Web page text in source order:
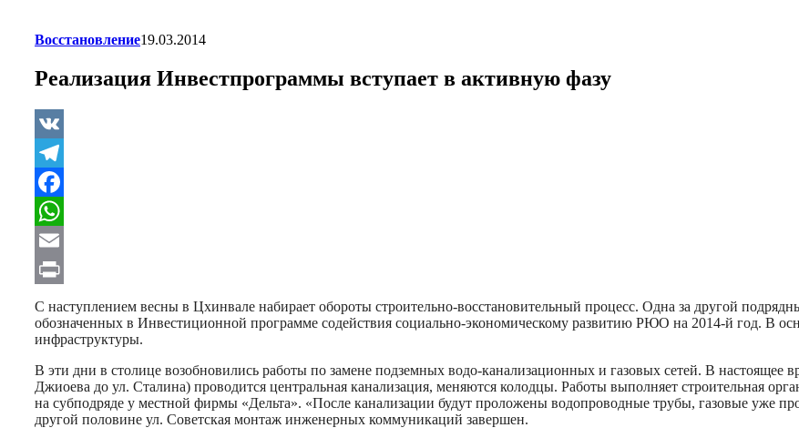
Восстановление19.03.2014
Реализация Инвестпрограммы вступает в активную фазу
VK
Telegram
Facebook
WhatsApp
Email
Print
С наступлением весны в Цхинвале набирает обороты строительно-восстановительный процесс. Одна за другой
обозначенных в Инвестиционной программе содействия социально-экономическому развитию РЮО на 2014-й год. В
инфраструктуры.
В эти дни в столице возобновились работы по замене подземных водо-канализационных и газовых сетей. В настоящее
Джиоева до ул. Сталина) проводится центральная канализация, меняются колодцы. Работы выполняет строительная
на субподряде у местной фирмы «Дельта». «После канализации будут проложены водопроводные трубы, газовые уже
другой половине ул. Советская монтаж инженерных коммуникаций завершен.